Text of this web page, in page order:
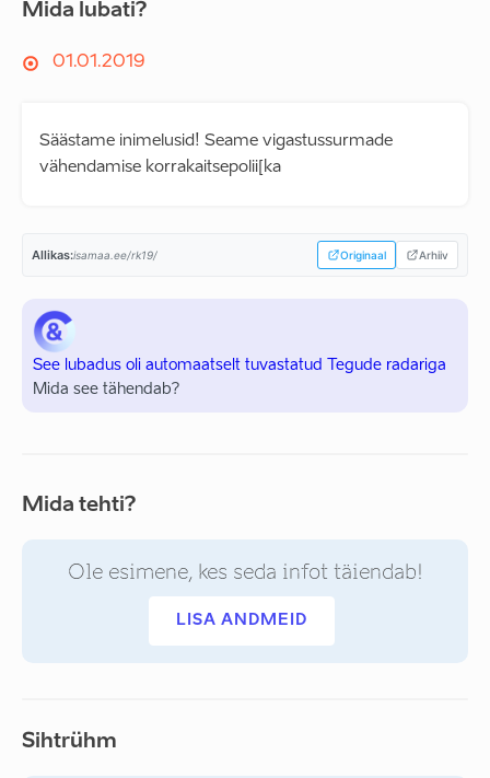
Mida lubati?
01.01.2019
Säästame inimelusid! Seame vigastussurmade
vähendamise korrakaitsepolii[ka
Allikas:isamaa.ee/rk19/ Originaal Arhiiv
See lubadus oli automaatselt tuvastatud Tegude radariga
Mida see tähendab?
Mida tehti?
Ole esimene, kes seda infot täiendab!
LISA ANDMEID
Sihtrühm